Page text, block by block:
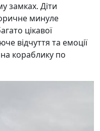
замках. Діти
минуле
цікавої
відчуття та емоції
кораблику по